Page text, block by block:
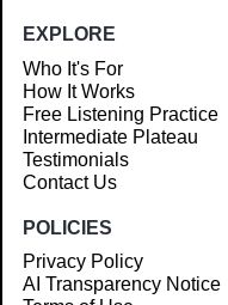
EXPLORE
Who It's For
How It Works
Free Listening Practice
Intermediate Plateau
Testimonials
Contact Us
POLICIES
Privacy Policy
AI Transparency Notice